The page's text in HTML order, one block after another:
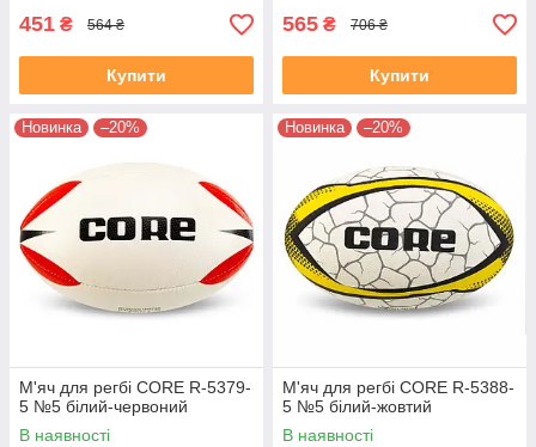
451 ₴ 564 ₴
Купити
565 ₴ 706 ₴
Купити
Новинка –20%
М'яч для регбі CORE R-5379-
5 №5 білий-червоний
В наявності
Новинка –20%
М'яч для регбі CORE R-5388-
5 №5 білий-жовтий
В наявності